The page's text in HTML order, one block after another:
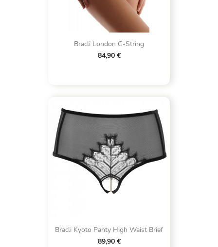
Bracli London G-String
84,90 €
Bracli Kyoto Panty High Waist Brief
89,90 €